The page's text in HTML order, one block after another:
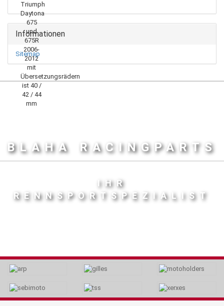
Informationen
Sitemap
BLAHA RACINGPARTS
IHR
RENNSPORTSPEZIALIST